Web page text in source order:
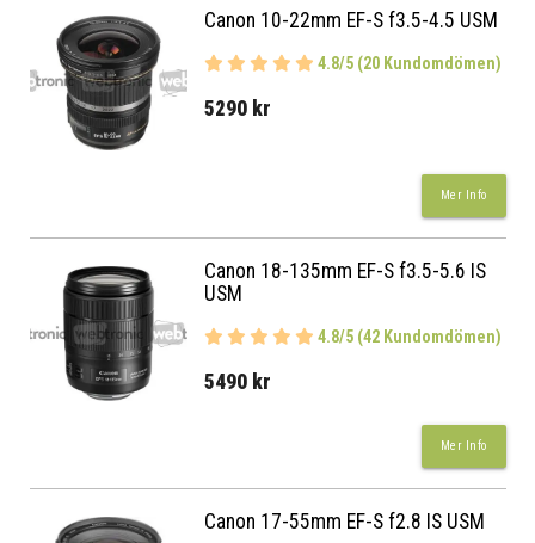
Canon 10-22mm EF-S f3.5-4.5 USM
4.8/5 (20 Kundomdömen)
5290 kr
Mer Info
Canon 18-135mm EF-S f3.5-5.6 IS
USM
4.8/5 (42 Kundomdömen)
5490 kr
Mer Info
Canon 17-55mm EF-S f2.8 IS USM